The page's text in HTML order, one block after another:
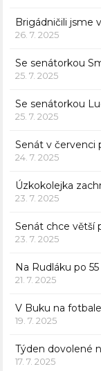
Brigádničili jsme
26. 7. 2025
Se senátorkou
25. 7. 2025
Se senátorkou
25. 7. 2025
Senát v červenci
24. 7. 2025
Úzkokolejka
23. 7. 2025
Senát chce větší
23. 7. 2025
Na Rudláku po
21. 7. 2025
V Buku na
19. 7. 2025
Týden dovolené
17. 7. 2025